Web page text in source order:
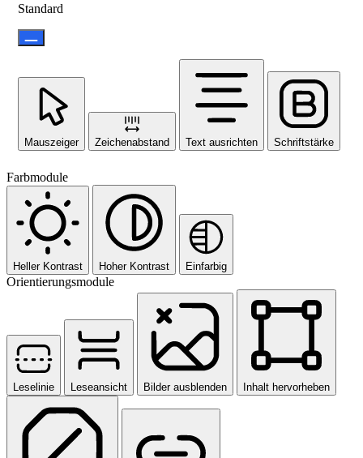
Standard
Mauszeiger Zeichenabstand Text ausrichten Schriftstärke
Farbmodule
Heller Kontrast Hoher Kontrast Einfarbig
Orientierungsmodule
Leselinie Leseansicht Bilder ausblenden Inhalt hervorheben